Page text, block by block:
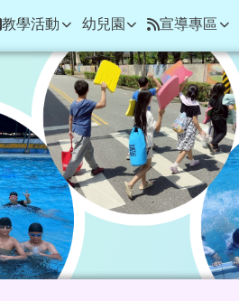
教學活動 幼兒園 宣導專區